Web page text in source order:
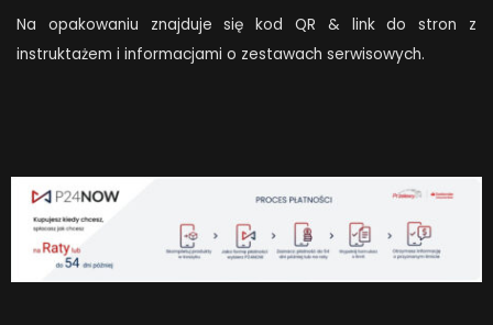
Na opakowaniu znajduje się kod QR & link do stron z
instruktażem i informacjami o zestawach serwisowych.